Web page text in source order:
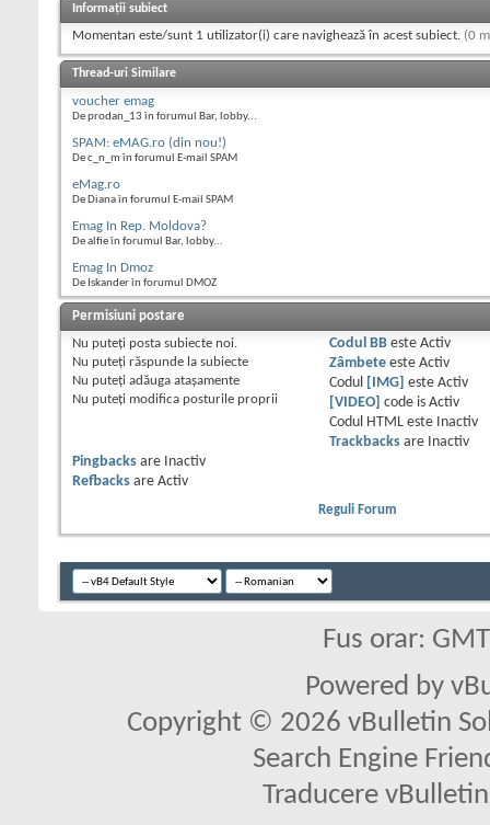
Informații subiect
Momentan este/sunt 1 utilizator(i) care navighează în acest subiect. (0
Thread-uri Similare
voucher emag
De prodan_13 în forumul Bar, lobby...
SPAM: eMAG.ro (din nou!)
De c_n_m în forumul E-mail SPAM
eMag.ro
De Diana în forumul E-mail SPAM
Emag In Rep. Moldova?
De alfie în forumul Bar, lobby...
Emag In Dmoz
De Iskander în forumul DMOZ
Permisiuni postare
Nu puteţi posta subiecte noi.
Nu puteţi răspunde la subiecte
Nu puteţi adăuga ataşamente
Nu puteţi modifica posturile proprii
Codul BBeste Activ
Zâmbeteeste Activ
Codul
[IMG] este Activ
[VIDEO] code is Activ
Codul HTML este
Inactiv
Trackbacksare
Inactiv
Pingbacks are
Inactiv
Refbacks are Activ
Reguli Forum
Fus orar:
Powered by
Copyright © 2026 vBulletin
Search Engine
Traducere